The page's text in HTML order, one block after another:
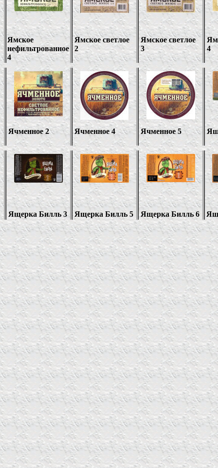
Ямское
нефильтрованное
4
Ямское светлое
2
Ямское светлое
3
4
Ячменное 2 Ячменное4 Ячменное5
Ящерка Билль 3 Ящерка Билль 5 Ящерка Билль 6